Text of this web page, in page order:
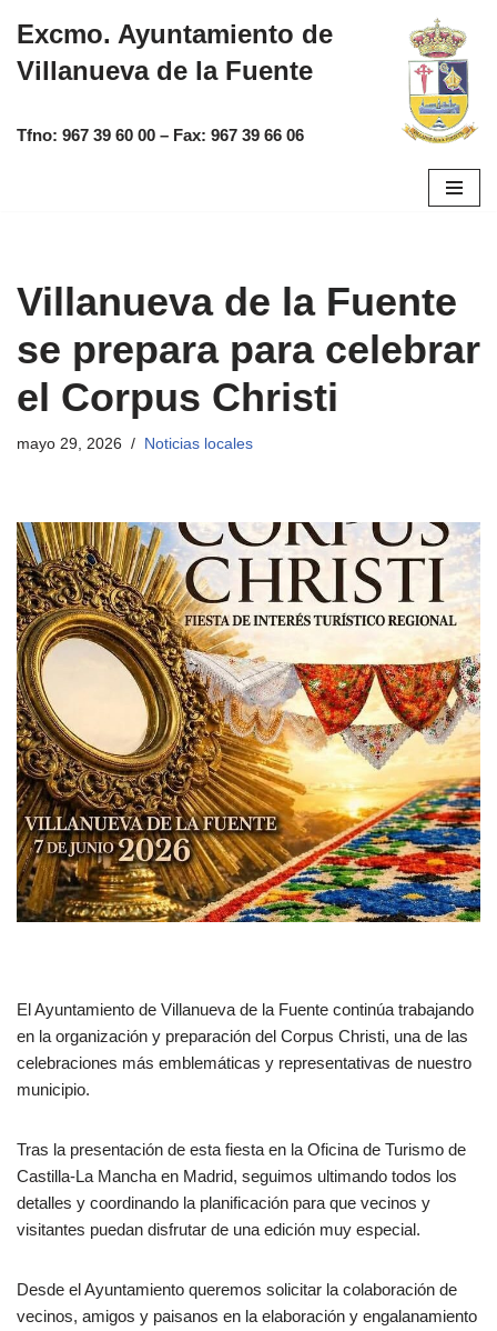
Saltar
al
Excmo. Ayuntamiento de
Villanueva de la Fuente
Tfno: 967 39 60 00 – Fax: 967 39 66 06
Villanueva de la Fuente
se prepara para celebrar
el Corpus Christi
mayo 29, 2026 Noticias locales
El Ayuntamiento de Villanueva de la Fuente continúa trabajando
en la organización y preparación del Corpus Christi, una de las
celebraciones más emblemáticas y representativas de nuestro
municipio.
Tras la presentación de esta fiesta en la Oficina de Turismo de
Castilla-La Mancha en Madrid, seguimos ultimando todos los
detalles y coordinando la planificación para que vecinos y
visitantes puedan disfrutar de una edición muy especial.
Desde el Ayuntamiento queremos solicitar la colaboración de
vecinos, amigos y paisanos en la elaboración y engalanamiento